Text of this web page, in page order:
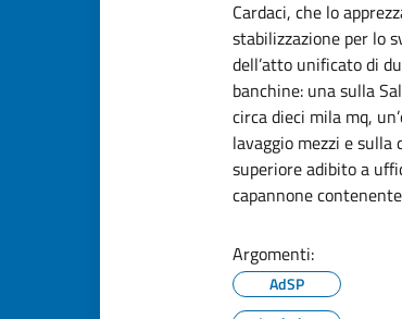
Cardaci, che lo
stabilizzazione per lo
dell’atto unificato di
banchine: una sulla
circa dieci mila mq,
lavaggio mezzi e
superiore adibito a
capannone
Argomenti:
AdSP